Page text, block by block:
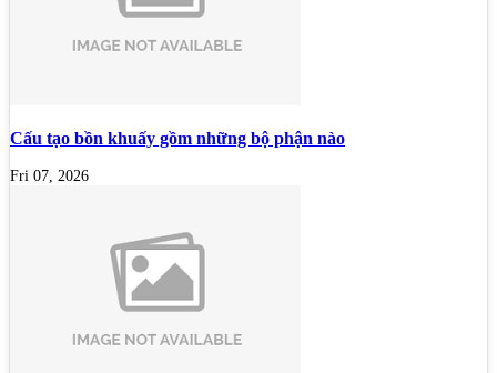
Cấu tạo bồn khuấy gồm những bộ phận nào
Fri 07, 2026